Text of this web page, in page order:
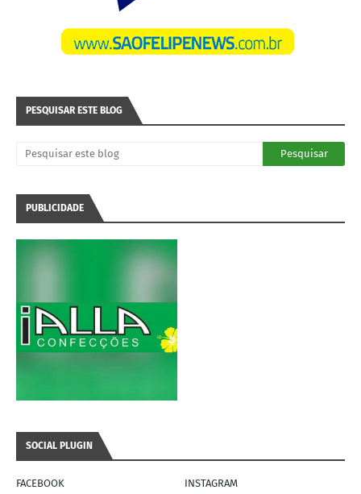
PESQUISAR ESTE BLOG
PUBLICIDADE
SOCIAL PLUGIN
FACEBOOK INSTAGRAM